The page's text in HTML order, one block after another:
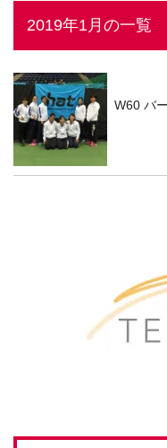
2019年1月の一覧
W60 バ